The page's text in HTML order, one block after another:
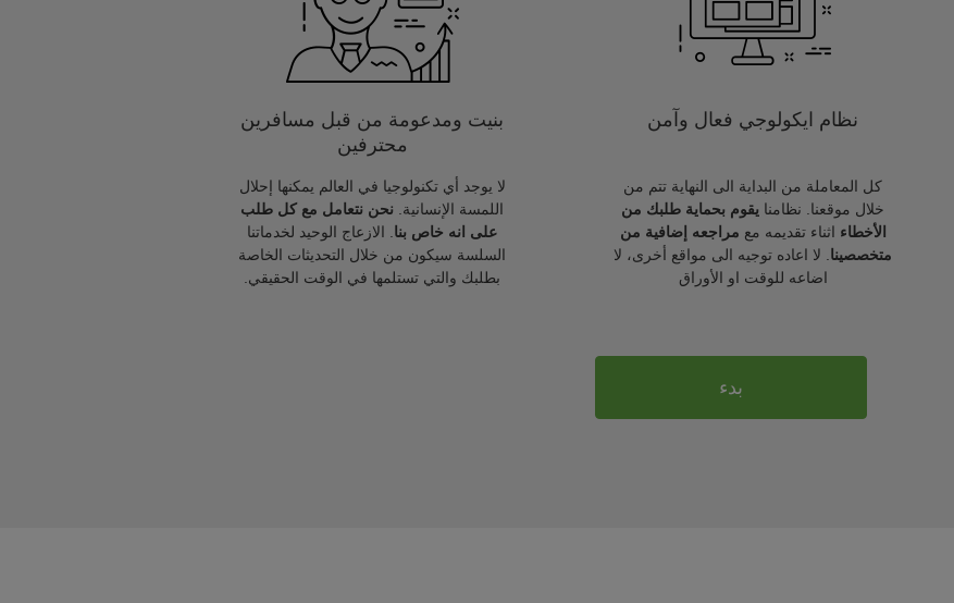
نظام ايكولوجي فعال وآمن
كل المعاملة من البداية الى النهاية تتم من
خلال موقعنا. نظامنا يقوم بحماية طلبك من
الأخطاء اثناء تقديمه مع مراجعه إضافية من
متخصصينا . لا اعاده توجيه الى مواقع أخرى، لا
اضاعه للوقت او الأوراق
بنيت ومدعومة من قبل مسافرين
محترفين
لا يوجد أي تكنولوجيا في العالم يمكنها إحلال
اللمسة الإنسانية. نحن نتعامل مع كل طلب
على انه خاص بنا . الازعاج الوحيد لخدماتنا
السلسة سيكون من خلال التحديثات الخاصة
بطلبك والتي تستلمها في الوقت الحقيقي.
بدء